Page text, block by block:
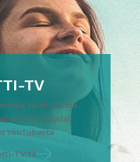
TV
Netti-TV:stä
Löydät
YouTubesta
TV:tä